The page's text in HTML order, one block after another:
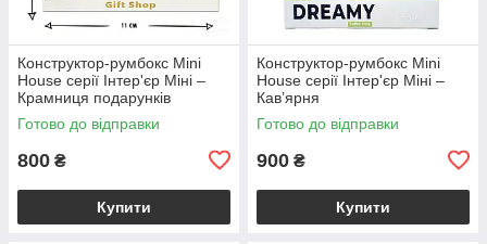
Конструктор-румбокс Mini
House серії Інтер'єр Міні –
Крамниця подарунків
Готово до відправки
800 ₴
Купити
Конструктор-румбокс Mini
House серії Інтер'єр Міні –
Кав’ярня
Готово до відправки
900 ₴
Купити